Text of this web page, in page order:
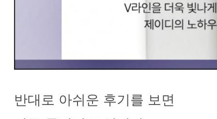
반대로 아쉬운 후기를 보면